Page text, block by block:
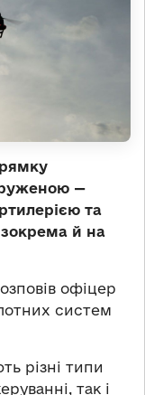
—
та
й на
офіцер
систем
різні типи
так і